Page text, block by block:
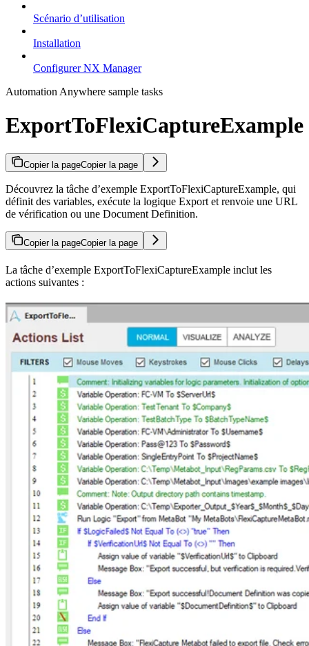
Scénario d’utilisation
Installation
Configurer NX Manager
Automation Anywhere sample tasks
ExportToFlexiCaptureExample
Copier la pageCopier la page
Découvrez la tâche d’exemple ExportToFlexiCaptureExample, qui
définit des variables, exécute la logique Export et renvoie une URL
de vérification ou une Document Definition.
Copier la pageCopier la page
La tâche d’exemple ExportToFlexiCaptureExample inclut les
actions suivantes :